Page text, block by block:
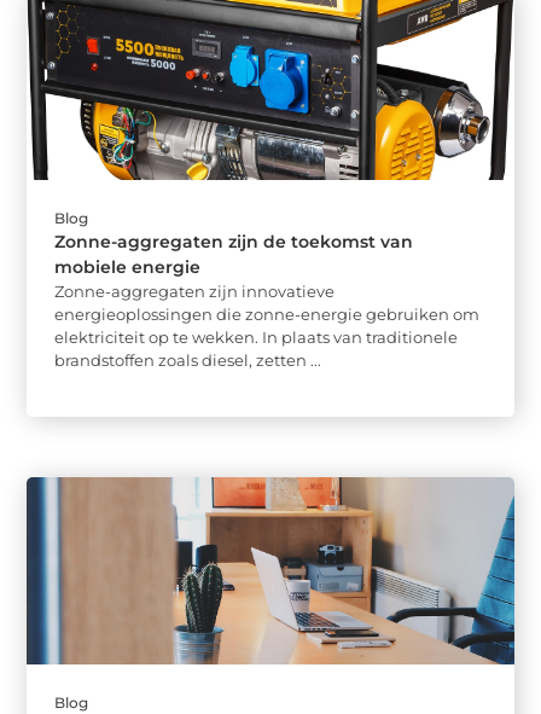
Blog
Zonne-aggregaten zijn de toekomst van
mobiele energie
Zonne-aggregaten zijn innovatieve
energieoplossingen die zonne-energie gebruiken om
elektriciteit op te wekken. In plaats van traditionele
brandstoffen zoals diesel, zetten ...
Blog